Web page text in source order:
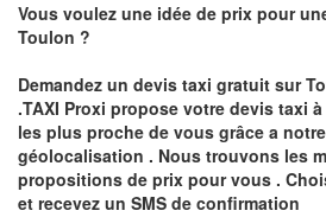
Vous voulez une idée de prix pour
Toulon ?
Demandez un devis taxi gratuit sur
.TAXI Proxi propose votre devis taxi à
les plus proche de vous grâce a
géolocalisation . Nous trouvons les
propositions de prix pour vous .
et recevez un SMS de confirmation